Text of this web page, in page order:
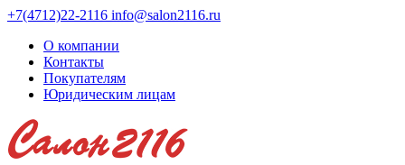
+7(4712)22-2116 info@salon2116.ru
О компании
Контакты
Покупателям
Юридическим лицам